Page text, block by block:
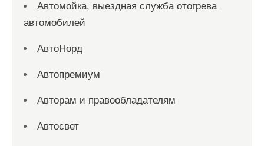
Автомойка, выездная служба отогрева
автомобилей
АвтоНорд
Автопремиум
Авторам и правообладателям
Автосвет